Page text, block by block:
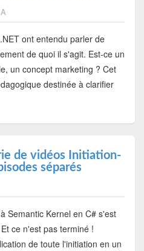
ont entendu parler de
de quoi il s'agit. Est-ce un
un concept marketing ? Cet
destinée à clarifier
de vidéos Initiation-
séparés
Semantic Kernel en C# s'est
ce n'est pas terminé !
de toute l'initiation en un